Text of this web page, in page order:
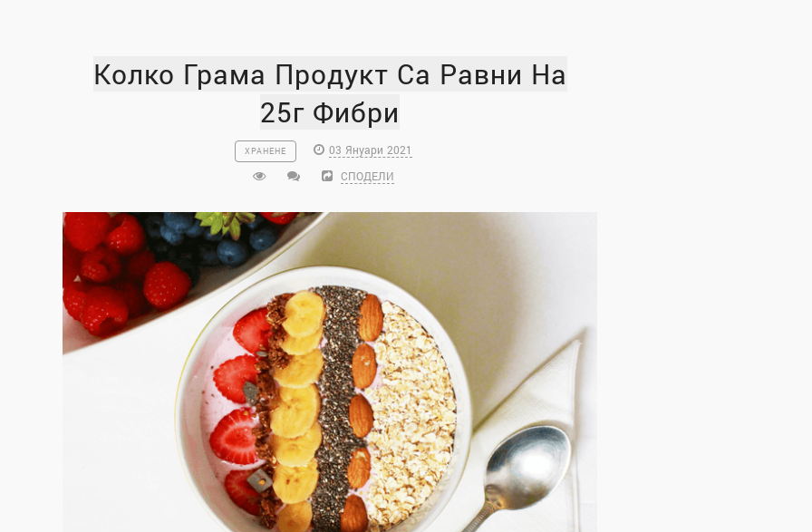
Колко Грама Продукт Са Равни На
25г Фибри
ХРАНЕНЕ
03 Януари 2021
СПОДЕЛИ